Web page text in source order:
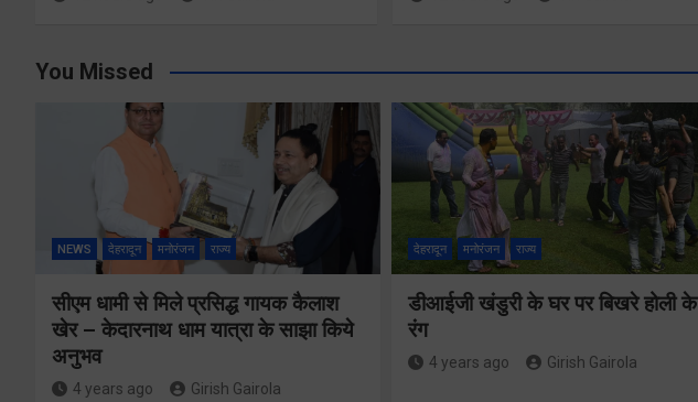
You Missed
NEWS देहरादून मनोरंजन राज्य
सीएम धामी से मिले प्रसिद्ध गायक कैलाश
खेर – केदारनाथ धाम यात्रा के साझा किये
अनुभव
4 years ago Girish Gairola
देहरादून मनोरंजन राज्य
डीआईजी खंडुरी के घर पर बिखरे होली के
रंग
4 years ago Girish Gairola
मतदाता सुनवाई में
लापरवाही बर्दाश्त
नहीं, आयोग के
निर्देशों का शत-
प्रतिशत पालन
गढ़वाल आयुक्त